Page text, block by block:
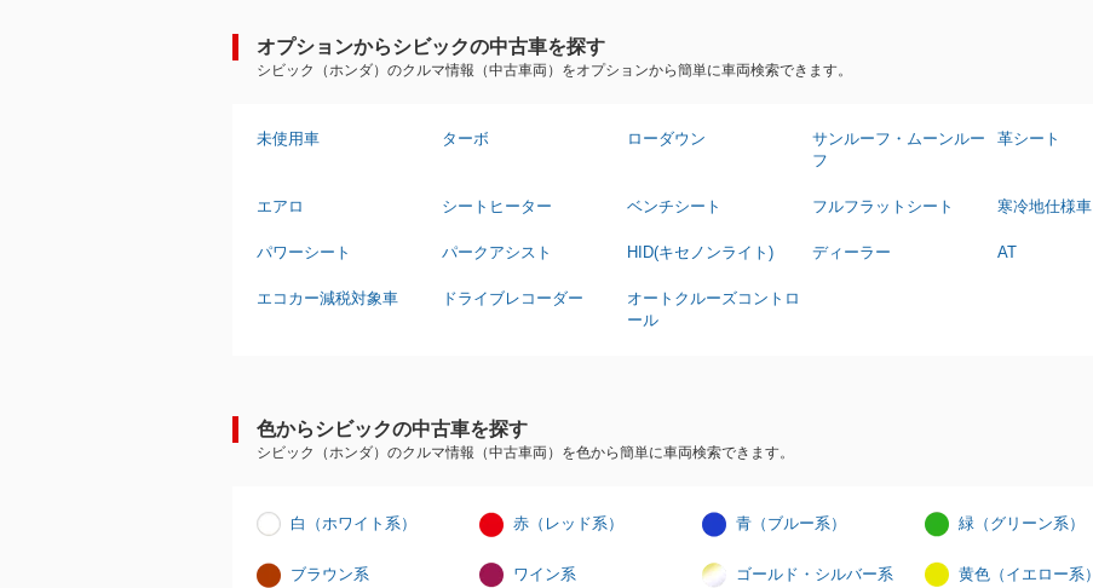
オプションからシビックの中古車を探す
シビック（ホンダ）のクルマ情報（中古車両）をオプションから簡単に車両検索できます。
未使用車 ターボ ローダウン
サンルーフ・ムーンルー
フ
革シート
エアロ シートヒーター ベンチシート フルフラットシート 寒冷地仕様車
パワーシート パークアシスト HID(キセノンライト) ディーラー AT
エコカー減税対象車 ドライブレコーダー
オートクルーズコントロ
ール
色からシビックの中古車を探す
シビック（ホンダ）のクルマ情報（中古車両）を色から簡単に車両検索できます。
白（ホワイト系） 赤（レッド系） 青（ブルー系） 緑（グリーン系）
ブラウン系 ワイン系 ゴールド・シルバー系 黄色（イエロー系）